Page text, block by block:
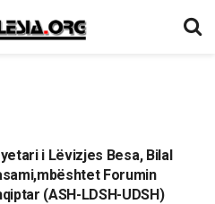
i Lëvizjes Besa, Bilal
Forumin
(ASH-LDSH-UDSH)